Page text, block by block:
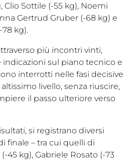
Clio Sottile (-55 kg), Noemi
Gertrud Gruber (-68 kg) e
kg).
più incontri vinti,
sul piano tecnico e
interrotti nelle fasi decisive
livello, senza riuscire,
il passo ulteriore verso
si registrano diversi
finale – tra cui quelli di
45 kg), Gabriele Rosato (-73